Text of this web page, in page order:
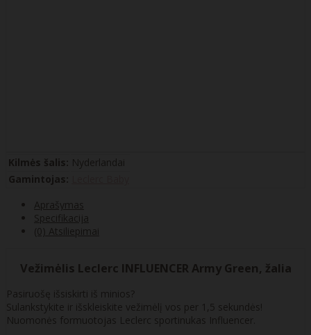
Kilmės šalis: Nyderlandai
Gamintojas:
Aprašymas
Specifikacija
(0) Atsiliepimai
Vežimėlis Leclerc INFLUENCER Army Green, žalia
Pasiruošę išsiskirti iš minios?
Sulankstykite ir išskleiskite vežimėlį vos per 1,5 sekundės!
Nuomonės formuotojas Leclerc sportinukas Influencer.